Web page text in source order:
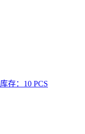
库存：10 PCS